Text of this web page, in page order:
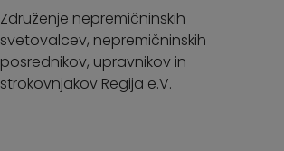
Združenje nepremičninskih
svetovalcev, nepremičninskih
posrednikov, upravnikov in
strokovnjakov Regija e.V.